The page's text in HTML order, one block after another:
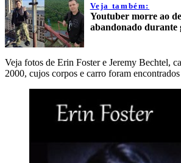
Veja também:
Youtuber morre ao
abandonado durante
Veja fotos de Erin Foster e Jeremy Bechtel,
2000, cujos corpos e carro foram encontrados